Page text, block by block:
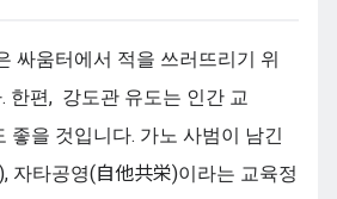
싸움터에서 적을 쓰러뜨리기 위
한편, 강도관 유도는 인간 교
좋을 것입니다. 가노 사범이 남긴
자타공영(自他共栄)이라는 교육정